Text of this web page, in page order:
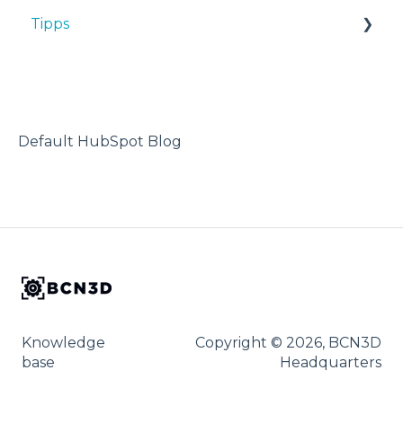
Maintenance
TPU
Tipps
Default HubSpot Blog
Knowledge
base
Copyright © 2026, BCN3D
Headquarters